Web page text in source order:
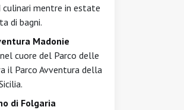
culinari mentre in estate
di bagni.
Madonie
cuore del Parco delle
il Parco Avventura della
di Folgaria